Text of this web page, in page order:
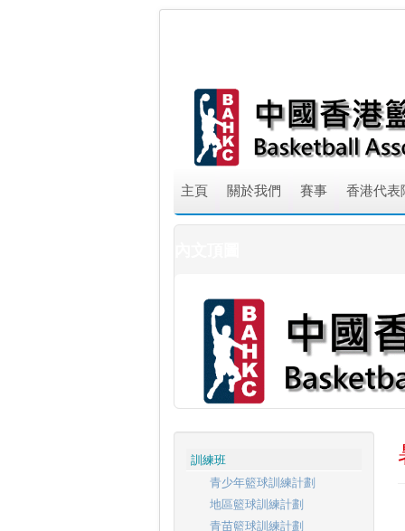
主頁 關於我們 賽事 香港代表
訓練班
青少年籃球訓練計劃
地區籃球訓練計劃
青苗籃球訓練計劃